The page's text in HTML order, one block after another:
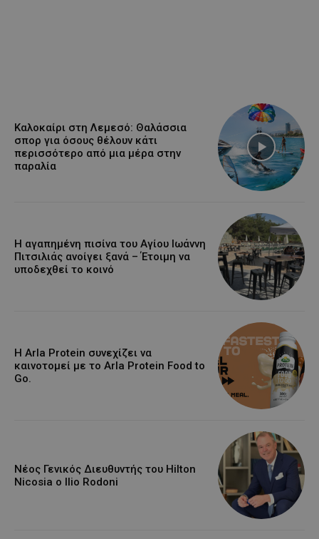
Καλοκαίρι στη Λεμεσό: Θαλάσσια
σπορ για όσους θέλουν κάτι
περισσότερο από μια μέρα στην
παραλία
Η αγαπημένη πισίνα του Αγίου Ιωάννη
Πιτσιλιάς ανοίγει ξανά – Έτοιμη να
υποδεχθεί το κοινό
Η Arla Protein συνεχίζει να
καινοτομεί με το Arla Protein Food to
Go.
Νέος Γενικός Διευθυντής του Hilton
Nicosia ο Ilio Rodoni